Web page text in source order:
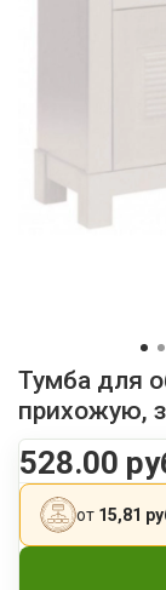
Тумба для
прихожую,
528.00
от 15,81